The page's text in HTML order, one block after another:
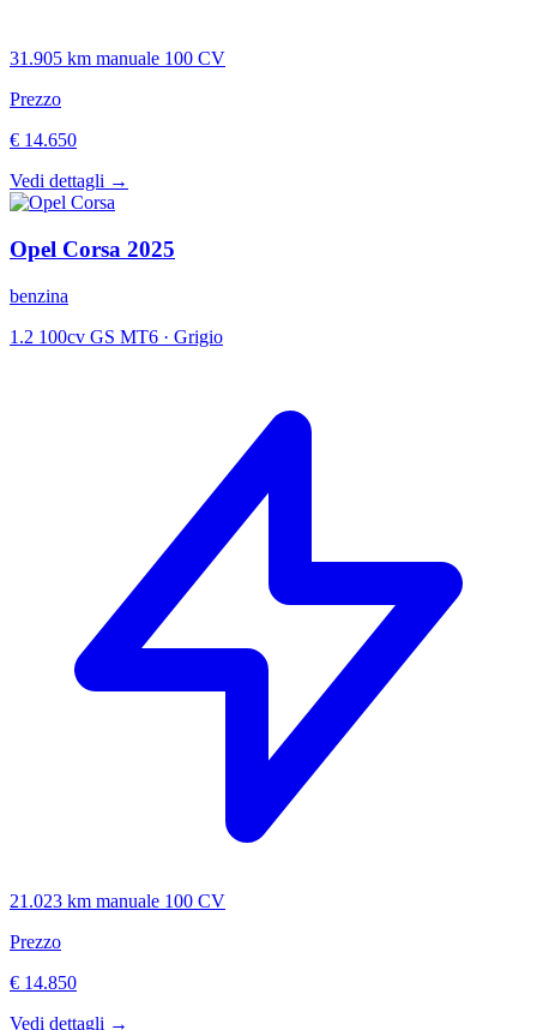
31.905 km manuale 100 CV
Prezzo
€ 14.650
Vedi dettagli →
Opel Corsa 2025
benzina
1.2 100cv GS MT6 · Grigio
21.023 km manuale 100 CV
Prezzo
€ 14.850
Vedi dettagli →